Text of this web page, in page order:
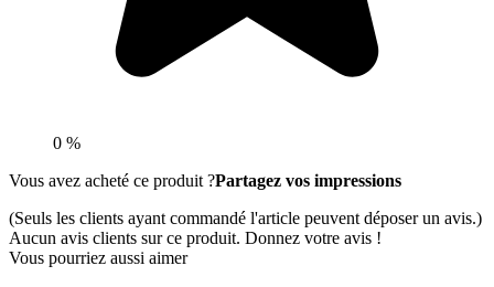
0 %
Vous avez acheté ce produit ?Partagez vos impressions
(Seuls les clients ayant commandé l'article peuvent déposer un avis.)
Aucun avis clients sur ce produit. Donnez votre avis !
Vous pourriez aussi aimer